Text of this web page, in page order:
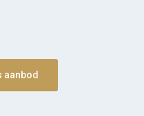
aanbod